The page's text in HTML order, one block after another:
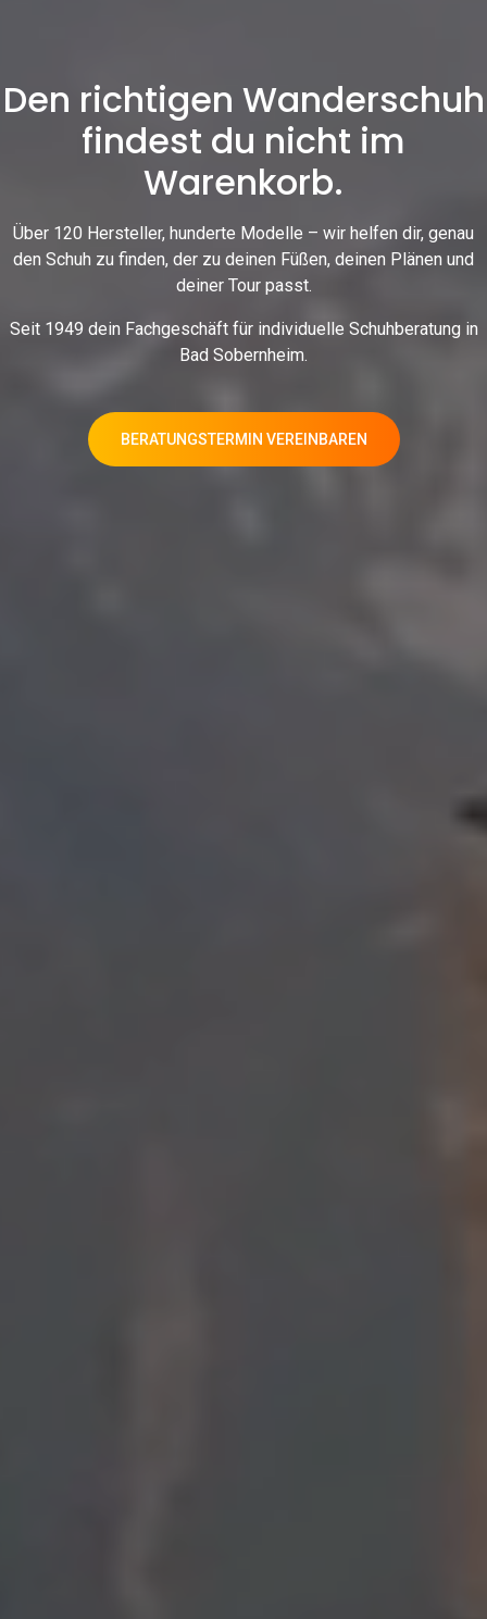
Den richtigen Wanderschuh
findest du nicht im
Warenkorb.
Über 120 Hersteller, hunderte Modelle – wir helfen dir, genau
den Schuh zu finden, der zu deinen Füßen, deinen Plänen und
deiner Tour passt.
Seit 1949 dein Fachgeschäft für individuelle Schuhberatung in
Bad Sobernheim.
BERATUNGSTERMIN VEREINBAREN